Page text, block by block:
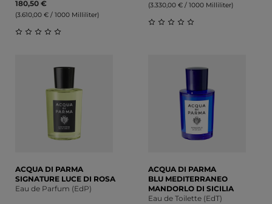
180,50 €
(3.610,00 € / 1000 Milliliter)
(3.330,00 € / 1000 Milliliter)
ACQUA DI PARMA
SIGNATURE LUCE DI ROSA
Eau de Parfum (EdP)
ACQUA DI PARMA
BLU MEDITERRANEO
MANDORLO DI SICILIA
Eau de Toilette (EdT)